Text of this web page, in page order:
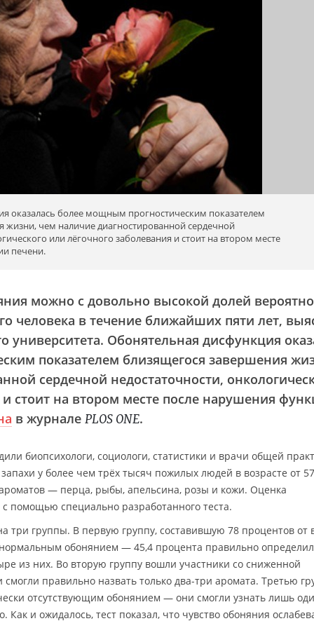
оказалась более мощным прогностическим показателем
жизни, чем наличие диагностированной сердечной
или лёгочного заболевания и стоит на втором месте
печени.
можно с довольно высокой долей
человека в течение ближайших пяти лет,
университета. Обонятельная дисфункция
показателем близящегося завершения
сердечной недостаточности,
стоит на втором месте после нарушения
в журнале PLOS ONE.
биопсихологи, социологи, статистики и врачи общей
у более чем трёх тысяч пожилых людей в возрасте от
— перца, рыбы, апельсина, розы и кожи. Оценка
помощью специально разработанного теста.
три группы. В первую группу, составившую 78 процентов от
обонянием — 45,4 процента правильно
из них. Во вторую группу вошли участники со сниженной
правильно назвать только два-три аромата. Третью
отсутствующим обонянием — они смогли узнать лишь
и ожидалось, тест показал, что чувство обоняния